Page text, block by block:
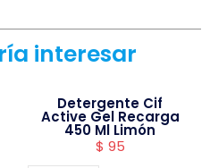
interesar
Detergente Cif
Active Gel Recarga
450 Ml Limón
$ 95